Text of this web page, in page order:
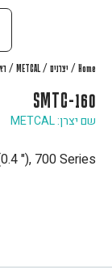
Home
/ יצרנים /
METCAL
/
SMTC-160
שם יצרן: METCAL
"), 700 Series